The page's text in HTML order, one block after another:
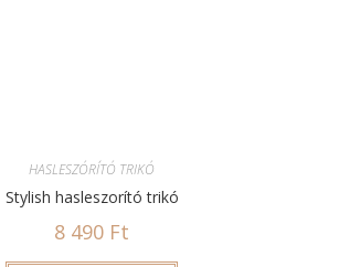
HASLESZÓRÍTÓ TRIKÓ
Stylish hasleszorító trikó
8 490 Ft